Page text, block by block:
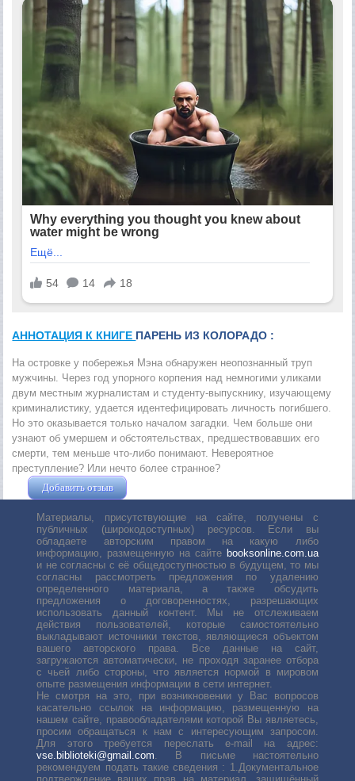
АННОТАЦИЯ К КНИГЕ ПАРЕНЬ ИЗ КОЛОРАДО :
На островке у побережья Мэна обнаружен неопознанный труп
мужчины. Через год упорного корпения над немногими уликами
двум местным журналистам и студенту-выпускнику, изучающему
криминалистику, удается идентефицировать личность погибшего.
Но это оказывается только началом загадки. Чем больше они
узнают об умершем и обстоятельствах, предшествовавших его
смерти, тем меньше что-либо понимают. Невероятное
преступление? Или нечто более странное?
Добавить отзыв
Материалы, присутствующие на сайте, получены с
публичных (широкодоступных) ресурсов. Если вы
обладаете авторским правом на какую либо
информацию, размещенную на сайте booksonline.com.ua
и не согласны с её общедоступностью в будущем, то мы
согласны рассмотреть предложения по удалению
определенного материала, а также обсудить
предложения о договоренностях, разрешающих
использовать данный контент. Мы не отслеживаем
действия пользователей, которые самостоятельно
выкладывают источники текстов, являющиеся объектом
вашего авторского права. Все данные на сайт,
загружаются автоматически, не проходя заранее отбора
с чьей либо стороны, что является нормой в мировом
опыте размещения информации в сети интернет.
Не смотря на это, при возникновении у Вас вопросов
касательно ссылок на информацию, размещенную на
нашем сайте, правообладателями которой Вы являетесь,
просим обращаться к нам с интересующим запросом.
Для этого требуется переслать е-mail на адрес:
vse.biblioteki@gmail.com. В письме настоятельно
рекомендуем подать такие сведения : 1.Документальное